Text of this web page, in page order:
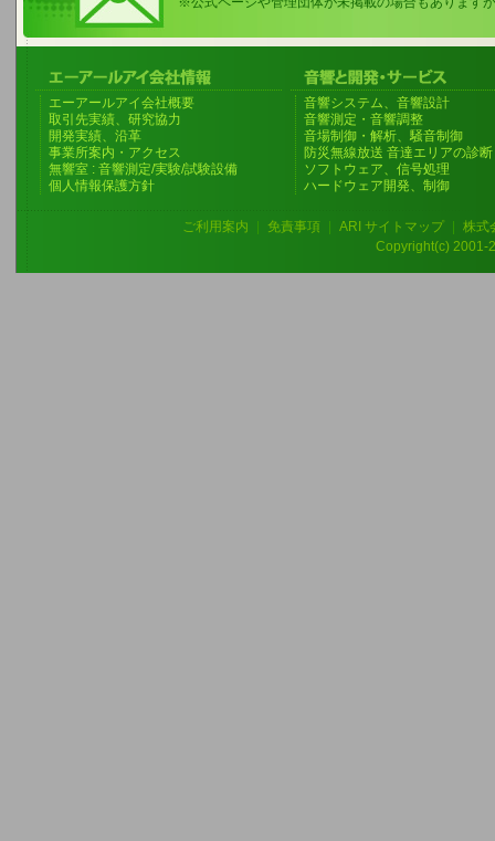
エーアールアイ会社概要
取引先実績、研究協力
開発実績、沿革
事業所案内・アクセス
無響室 : 音響測定/実験/試験設備
個人情報保護方針
音響システム、音響設計
音響測定・音響調整
音場制御・解析、騒音制御
防災無線放送 音達エリアの診断
ソフトウェア、信号処理
ハードウェア開発、制御
ご利用案内 免責事項 ARI サイトマップ
株式
Copyright(c) 2001-